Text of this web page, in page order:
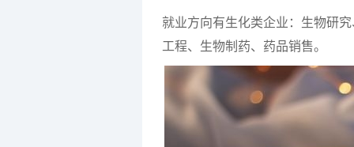
就业方向有生化类企业：生物研
工程、生物制药、药品销售。